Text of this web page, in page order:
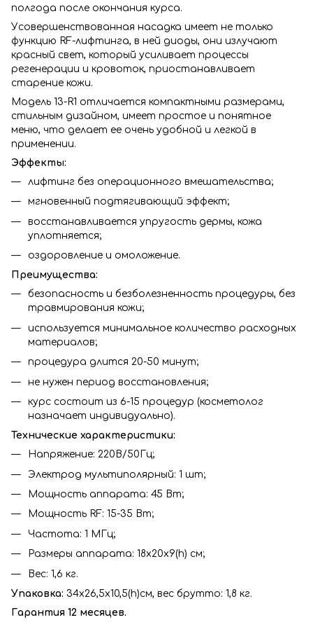
полгода после окончания курса.
Усовершенствованная насадка имеет не только
функцию RF-лифтинга, в ней диоды, они излучают
красный свет, который усиливает процессы
регенерации и кровоток, приостанавливает
старение кожи.
Модель 13-R1 отличается компактными размерами,
стильным дизайном, имеет простое и понятное
меню, что делает ее очень удобной и легкой в
применении.
Эффекты:
лифтинг без операционного вмешательства;
мгновенный подтягивающий эффект;
восстанавливается упругость дермы, кожа
уплотняется;
оздоровление и омоложение.
Преимущества:
безопасность и безболезненность процедуры, без
травмирования кожи;
используется минимальное количество расходных
материалов;
процедура длится 20-50 минут;
не нужен период восстановления;
курс состоит из 6-15 процедур (косметолог
назначает индивидуально).
Технические характеристики:
Напряжение: 220В/50Гц;
Электрод мультиполярный: 1 шт;
Мощность аппарата: 45 Вт;
Мощность RF: 15-35 Вт;
Частота: 1 МГц;
Размеры аппарата: 18х20х9(h) см;
Вес: 1,6 кг.
Упаковка: 34х26,5х10,5(h)см, вес брутто: 1,8 кг.
Гарантия 12 месяцев.